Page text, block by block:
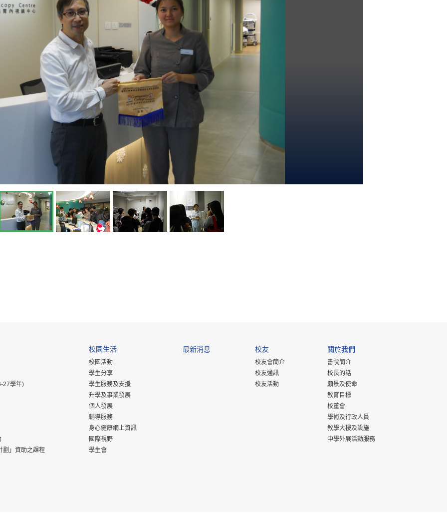
27學年)
劃」資助之課程
校園生活
校園活動
學生分享
學生服務及支援
升學及事業發展
個人發展
輔導服務
身心健康網上資訊
國際視野
學生會
最新消息 校友
校友會簡介
校友通訊
校友活動
關於我們
書院簡介
校長的話
願景及使命
教育目標
校董會
學術及行政人員
教學大樓及設施
中學外展活動服務